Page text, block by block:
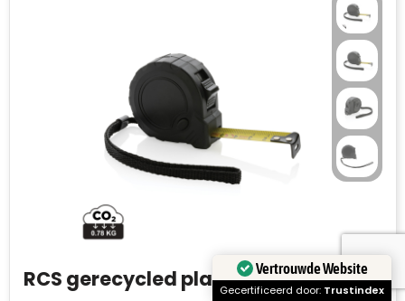
RCS gerecycled plastic 3M/16 mm rolmaat met stopknop
Vertrouwde Website